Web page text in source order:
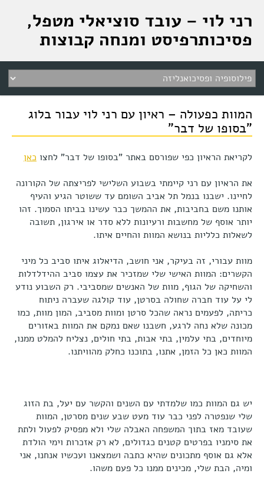
רני לוי – עובד סוציאלי מטפל,
פסיכותרפיסט ומנחה קבוצות
המוות כפעולה – ראיון עם רני לוי עבור בלוג
"בסופו של דבר"
לקריאת הראיון כפי שפורסם באתר "בסופו של דבר" לחצו כאן
את הראיון עם רני קיימתי בשבוע השלישי לפריצתה של הקורונה
לחיינו. ישבנו בנמל תל אביב השומם עד ששוטר הגיע והעיף
אותנו משם בחביבות, את ההמשך כבר עשינו בביתו הסמוך. זהו
יותר אוסף של מחשבות ורעיונות ללא סדר או אירגון, תשובה
לשאלות כלליות בנושא המוות והחיים איתו.
מוות עבורי, זה בעיקר, אני חושב, הדיאלוג איתו סביב כל מיני
הקשרים: המוות האישי שלי שמזכיר את עצמו סביב ההידלדלות
והשחיקה של הגוף, מוות של האנשים שמסביבי. רק השבוע נודע
לי על עוד חברה שחולה בסרטן, עוד קולגה שעברה ניתוח
כריתה, לפעמים נראה שהכל סרטן ומוות מסביב, המון מוות, כמו
מכונה שלא נחה לרגע, חשבנו שאם נמקם את המוות באזורים
מיוחדים, בתי עלמין, בתי אבות, בתי חולים, נצליח להמלט ממנו,
המוות כאן כל הזמן, אתנו, בתוכנו כחלק מהוויתנו.
יש גם המוות כמו שלמדתי עם השנים והקשר עם יעל, בת הזוג
שלי שנפטרה לפני כבר עוד מעט שבע שנים מסרטן, המוות
שעובד מאז בתוך המשפחה האבלה שלי ולא מפסיק לפעול ולתת
את סימניו בפרטים קטנים כגדולים, לא רק אזכרות וימי הולדת
אלא גם אוסף מתכונים שהיא כתבה ושמצאנו ועכשיו אנחנו, אני
ומיה, הבת שלי, מכינים ממנו כל פעם משהו.